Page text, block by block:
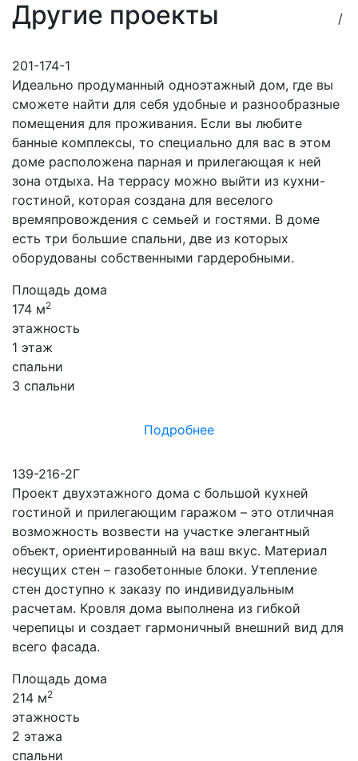
Другие проекты /
201-174-1
Идеально продуманный одноэтажный дом, где вы
сможете найти для себя удобные и разнообразные
помещения для проживания. Если вы любите
банные комплексы, то специально для вас в этом
доме расположена парная и прилегающая к ней
зона отдыха. На террасу можно выйти из кухни-
гостиной, которая создана для веселого
времяпровождения с семьей и гостями. В доме
есть три большие спальни, две из которых
оборудованы собственными гардеробными.
Площадь дома
174 м2
этажность
1 этаж
спальни
3 спальни
Подробнее
139-216-2Г
Проект двухэтажного дома с большой кухней
гостиной и прилегающим гаражом – это отличная
возможность возвести на участке элегантный
объект, ориентированный на ваш вкус. Материал
несущих стен – газобетонные блоки. Утепление
стен доступно к заказу по индивидуальным
расчетам. Кровля дома выполнена из гибкой
черепицы и создает гармоничный внешний вид для
всего фасада.
Площадь дома
214 м2
этажность
2 этажа
спальни